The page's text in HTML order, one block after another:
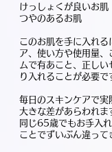
けっしょくが良いお肌
つやのあるお肌
このお肌を手に入れる
ア、使い方や使用量、
ムで有あこと、正し
り入れることが必要で
毎日のスキンケアで実
大きな差があらわれま
同じ65歳でもお手入
ことでずいぶん違って